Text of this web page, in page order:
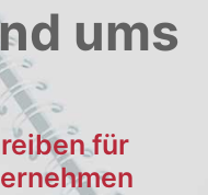
ums
für